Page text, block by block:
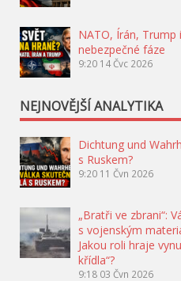
NATO, Írán, Trump
nebezpečné fáze
9:20 14 Čvc 2026
NEJNOVĚJŠÍ ANALYTIKA
Dichtung und
s Ruskem?
9:20 11 Čvn 2026
„Bratři ve zbrani“:
s vojenským
Jakou roli hraje
křídla“?
9:18 03 Čvn 2026